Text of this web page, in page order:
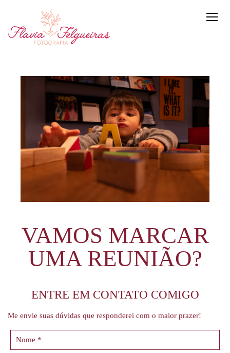
VAMOS MARCAR
UMA REUNIÃO?
ENTRE EM CONTATO COMIGO
Me envie suas dúvidas que responderei com o maior prazer!